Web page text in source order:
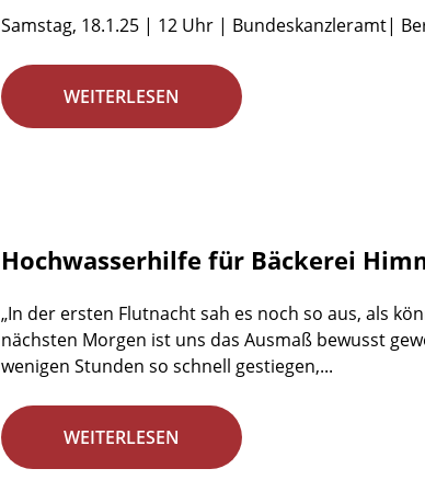
Samstag, 18.1.25 | 12 Uhr | Bundeskanzleramt|
WEITERLESEN
Hochwasserhilfe für Bäckerei
„In der ersten Flutnacht sah es noch so aus, als
nächsten Morgen ist uns das Ausmaß bewusst
wenigen Stunden so schnell gestiegen,...
WEITERLESEN